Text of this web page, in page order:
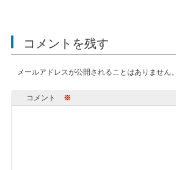
コメントを残す
メールアドレスが公開されることはありません。
コメント ※